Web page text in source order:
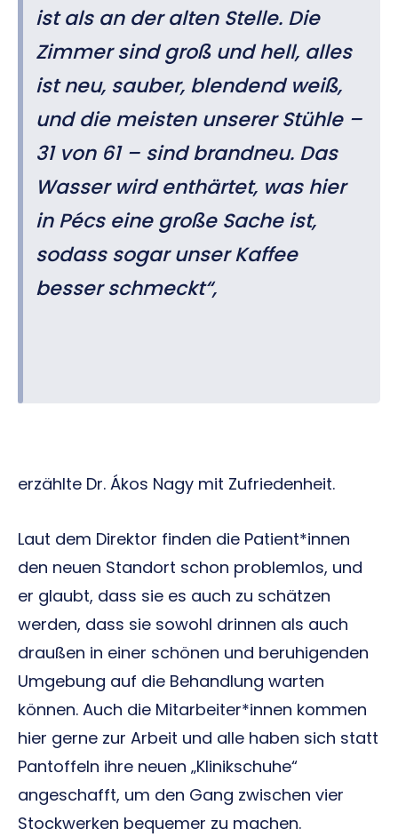
ist als an der alten Stelle. Die
Zimmer sind groß und hell, alles
ist neu, sauber, blendend weiß,
und die meisten unserer Stühle –
31 von 61 – sind brandneu. Das
Wasser wird enthärtet, was hier
in Pécs eine große Sache ist,
sodass sogar unser Kaffee
besser schmeckt“,
erzählte Dr. Ákos Nagy mit Zufriedenheit.
Laut dem Direktor finden die Patient*innen
den neuen Standort schon problemlos, und
er glaubt, dass sie es auch zu schätzen
werden, dass sie sowohl drinnen als auch
draußen in einer schönen und beruhigenden
Umgebung auf die Behandlung warten
können. Auch die Mitarbeiter*innen kommen
hier gerne zur Arbeit und alle haben sich statt
Pantoffeln ihre neuen „Klinikschuhe“
angeschafft, um den Gang zwischen vier
Stockwerken bequemer zu machen.